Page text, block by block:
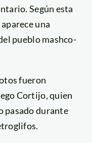
Según esta
una
pueblo mashco-
fueron
Cortijo, quien
pasado durante